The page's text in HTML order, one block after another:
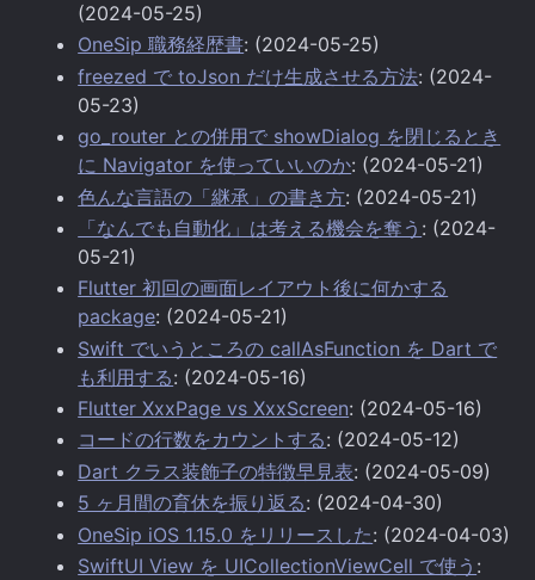
(2024-05-25)
OneSip 職務経歴書: (2024-05-25)
freezed で toJson だけ生成させる方法: (2024-
05-23)
go_router との併用で showDialog を閉じるとき
に Navigator を使っていいのか: (2024-05-21)
色んな言語の「継承」の書き方: (2024-05-21)
「なんでも自動化」は考える機会を奪う : (2024-
05-21)
Flutter 初回の画面レイアウト後に何かする
package: (2024-05-21)
Swift でいうところの callAsFunction を Dart で
も利用する: (2024-05-16)
Flutter XxxPage vs XxxScreen: (2024-05-16)
コードの行数をカウントする: (2024-05-12)
Dart クラス装飾子の特徴早見表: (2024-05-09)
5 ヶ月間の育休を振り返る: (2024-04-30)
OneSip iOS 1.15.0 をリリースした: (2024-04-03)
SwiftUI View を UICollectionViewCell で使う :